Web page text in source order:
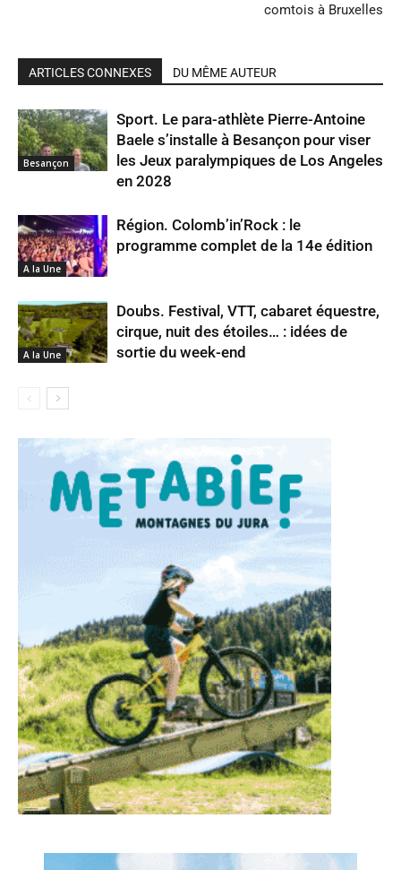
comtois à Bruxelles
ARTICLES CONNEXES DU MÊME AUTEUR
Besançon
Sport. Le para-athlète Pierre-Antoine
Baele s’installe à Besançon pour viser
les Jeux paralympiques de Los Angeles
en 2028
A la Une
Région. Colomb’in’Rock : le
programme complet de la 14e édition
A la Une
Doubs. Festival, VTT, cabaret équestre,
cirque, nuit des étoiles… : idées de
sortie du week-end